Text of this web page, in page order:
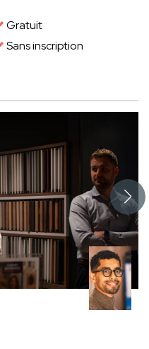
Gratuit
Sans inscription